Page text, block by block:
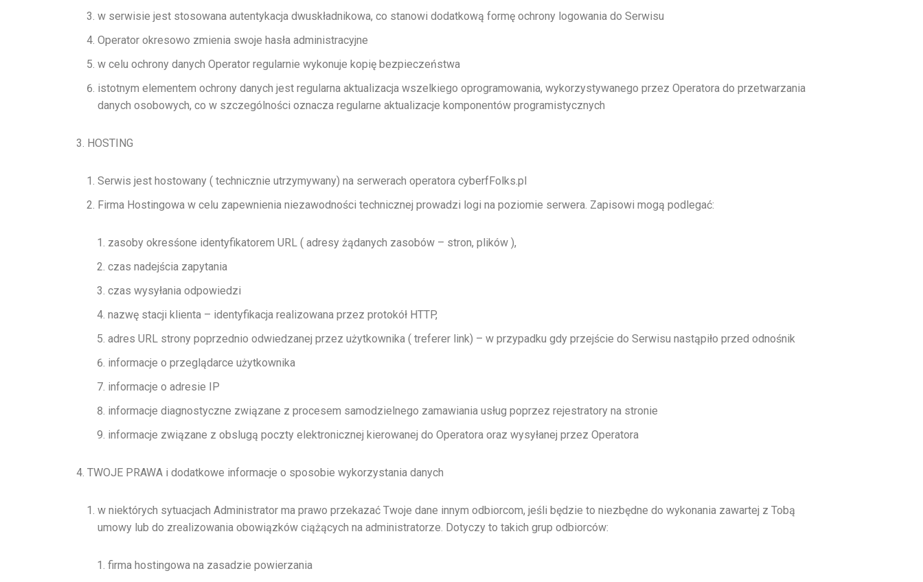
w serwisie jest stosowana autentykacja dwuskładnikowa, co stanowi dodatkową formę ochrony logowania do Serwisu
Operator okresowo zmienia swoje hasła administracyjne
w celu ochrony danych Operator regularnie wykonuje kopię bezpieczeństwa
istotnym elementem ochrony danych jest regularna aktualizacja wszelkiego oprogramowania, wykorzystywanego przez Operatora do przetwarzania
danych osobowych, co w szczególności oznacza regularne aktualizacje komponentów programistycznych
HOSTING
Serwis jest hostowany ( technicznie utrzymywany) na serwerach operatora cyberfFolks.pl
Firma Hostingowa w celu zapewnienia niezawodności technicznej prowadzi logi na poziomie serwera. Zapisowi mogą podlegać:
zasoby okresśone identyfikatorem URL ( adresy żądanych zasobów – stron, plików ),
czas nadejścia zapytania
czas wysyłania odpowiedzi
nazwę stacji klienta – identyfikacja realizowana przez protokół HTTP,
adres URL strony poprzednio odwiedzanej przez użytkownika ( treferer link) – w przypadku gdy przejście do Serwisu nastąpiło przed odnośnik
informacje o przeglądarce użytkownika
informacje o adresie IP
informacje diagnostyczne związane z procesem samodzielnego zamawiania usług poprzez rejestratory na stronie
informacje związane z obslugą poczty elektronicznej kierowanej do Operatora oraz wysyłanej przez Operatora
TWOJE PRAWA i dodatkowe informacje o sposobie wykorzystania danych
w niektórych sytuacjach Administrator ma prawo przekazać Twoje dane innym odbiorcom, jeśli będzie to niezbędne do wykonania zawartej z Tobą
umowy lub do zrealizowania obowiązków ciążących na administratorze. Dotyczy to takich grup odbiorców:
firma hostingowa na zasadzie powierzania